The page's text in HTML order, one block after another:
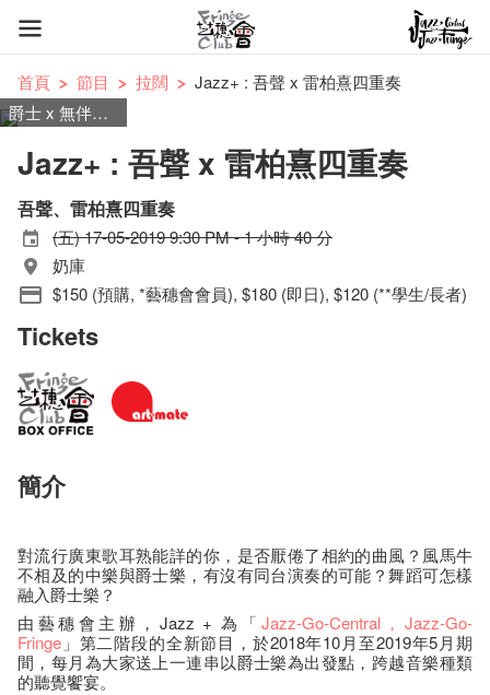
首頁 節目 拉闊
Jazz+ : 吾聲 x 雷柏熹四重奏
爵士 x 無伴奏合唱
Jazz+ : 吾聲 x 雷柏熹四重奏
吾聲、雷柏熹四重奏
(五) 17-05-2019 9:30 PM - 1 小時 40 分
奶庫
$150 (預購, *藝穗會會員), $180 (即日), $120 (**學生/長者)
Tickets
簡介
對流行廣東歌耳熟能詳的你，是否厭倦了相約的曲風？風馬牛
不相及的中樂與爵士樂，有沒有同台演奏的可能？舞蹈可怎樣
融入爵士樂？
由藝穗會主辦，Jazz + 為「 Jazz-Go-Central，Jazz-Go-
Fringe 」第二階段的全新節目，於2018年10月至2019年5月期
間，每月為大家送上一連串以爵士樂為出發點，跨越音樂種類
的聽覺饗宴。